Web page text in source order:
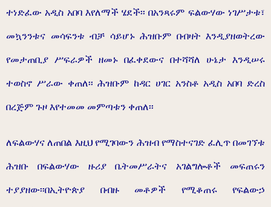
ተነድፈው አዲስ አበባ እየለማች ሄደች፡፡ በአንጻሩም ፍልውሃው ነገሥታቱ፣
መኳንንቱና መሳፍንቱ ብቻ ሳይሆኑ ሕዝቡም በብዛት እንዲያዘወትረው
የመታጠቢያ ሥፍራዎች ዘመኑ በፈቀደውና በተሻሻለ ሁኔታ እንዲሠሩ
ተወስኖ ሥራው ቀጠለ፡፡ ሕዝቡም ከዳር ሀገር አንስቶ አዲስ አበባ ድረስ
በረጅም ጉዞ እየተመመ መምጣቱን ቀጠለ፡፡
ለፍልውሃና ለጠበል እዚህ የሚገባውን ሕዝብ የማስተናገድ ፈሊጥ በመገኘቱ
ሕዝቡ በፍልውሃው ዙሪያ ቤትመሥራትና አገልግሎቶች መፍጠሩን
ተያያዘው፡፡በኢትዮጵያ በብዙ መቶዎች የሚቆጠሩ የፍልውኃ